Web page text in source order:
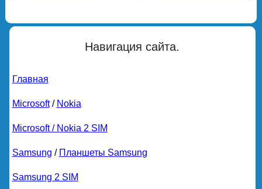
Навигация сайта.
Главная
Microsoft/ Nokia
Microsoft / Nokia 2 SIM
Samsung / Планшеты Samsung
Samsung 2 SIM